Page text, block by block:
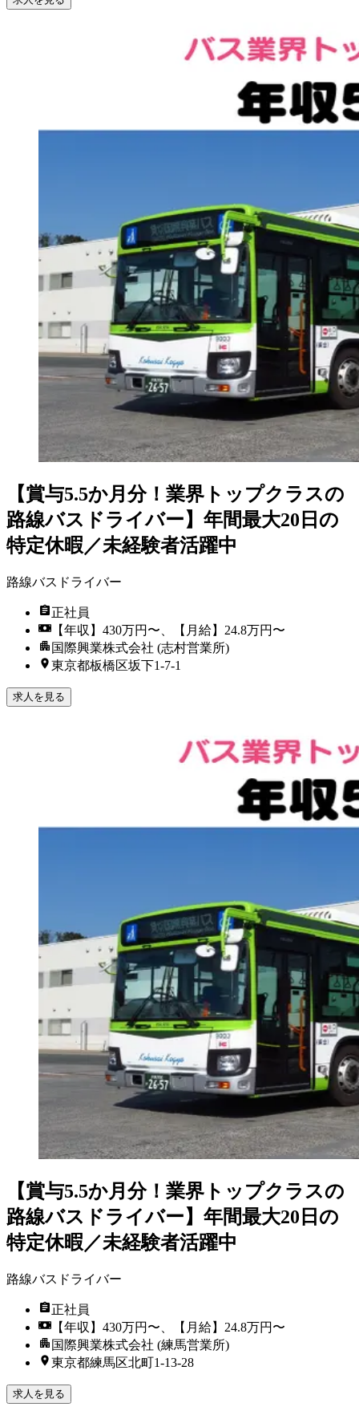
【賞与5.5か月分！業界トップクラスの
路線バスドライバー】年間最大20日の
特定休暇／未経験者活躍中
路線バスドライバー
正社員
【年収】430万円〜、【月給】24.8万円〜
国際興業株式会社 (志村営業所)
東京都板橋区坂下1-7-1
求人を見る
【賞与5.5か月分！業界トップクラスの
路線バスドライバー】年間最大20日の
特定休暇／未経験者活躍中
路線バスドライバー
正社員
【年収】430万円〜、【月給】24.8万円〜
国際興業株式会社 (練馬営業所)
東京都練馬区北町1-13-28
求人を見る